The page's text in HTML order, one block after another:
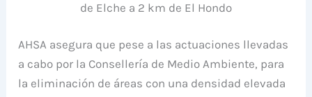
de Elche a 2 km de El Hondo
AHSA asegura que pese a las actuaciones llevadas
a cabo por la Consellería de Medio Ambiente, para
la eliminación de áreas con una densidad elevada